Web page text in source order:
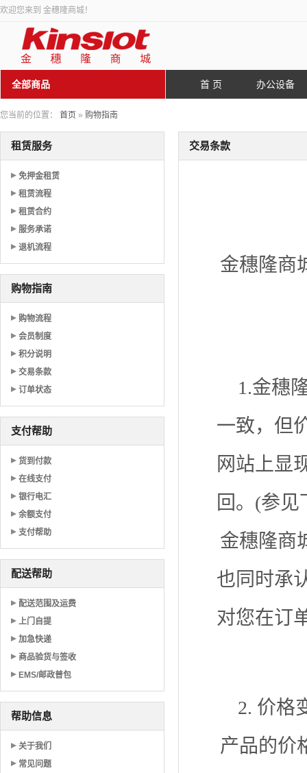
欢迎您来到 金穗隆商城！
全部商品 首 页 办公设备
您当前的位置： 首页 » 购物指南
交易条款
金穗隆商
1.金穗
一致，但
网站上显
回。(参
金穗隆商
也同时承
对您在订
2. 价格
产品的价
租赁服务
免押金租赁
租赁流程
租赁合约
服务承诺
退机流程
购物指南
购物流程
会员制度
积分说明
交易条款
订单状态
支付帮助
货到付款
在线支付
银行电汇
余额支付
支付帮助
配送帮助
配送范围及运费
上门自提
加急快递
商品验货与签收
EMS/邮政普包
帮助信息
关于我们
常见问题